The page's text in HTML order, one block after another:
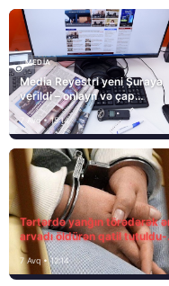
MEDİA
Media Reyestri yeni Şuraya
verildi – onlayn və çap
mediasını nə gözləyir?
7 Avq • 15:14
Tərtərdə yanğın törədərək
arvadı öldürən qatil tutuldu-
SON DƏQİQƏ
7 Avq • 12:14